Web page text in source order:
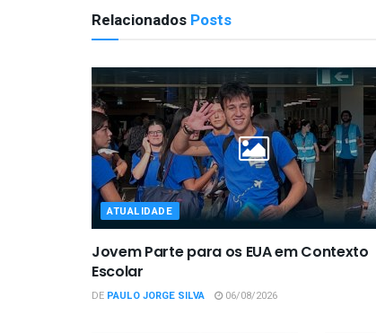
Relacionados Posts
ATUALIDADE
Jovem Parte para os EUA em Contexto
Escolar
DE PAULO JORGE SILVA 06/08/2026